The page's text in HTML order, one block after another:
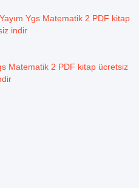
Ygs Matematik 2 PDF kitap
indir
Matematik 2 PDF kitap ücretsiz